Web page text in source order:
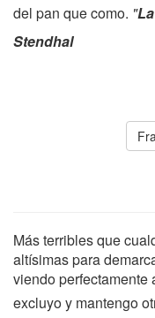
del pan que como. "
Stendhal
Más terribles que
altísimas para
viendo perfectamente
excluyo y mantengo